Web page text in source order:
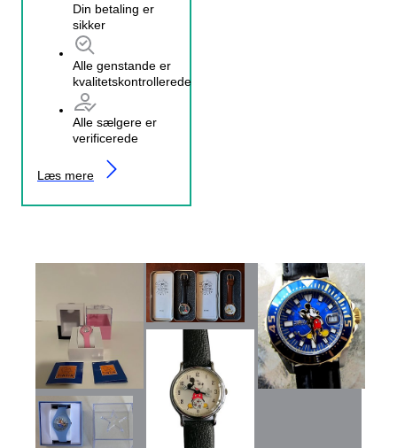
Din betaling er
sikker
Alle genstande er
kvalitetskontrollerede
Alle sælgere er
verificerede
Læs mere